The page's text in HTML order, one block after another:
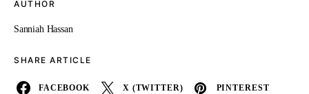
AUTHOR
Sanniah Hassan
SHARE ARTICLE
FACEBOOK X (TWITTER) PINTEREST